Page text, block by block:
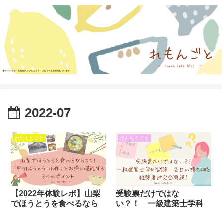
2022-07
わたくしごと
【2022年体験レポ】山梨
でほうとうを食べるなら
けんちくごと
受験票だけではな
い？！ 一級建築士学科